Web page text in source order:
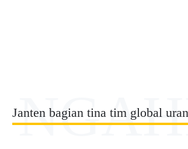
Janten bagian tina tim global